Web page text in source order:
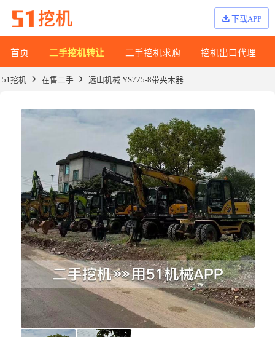
下载APP
首页 二手挖机转让 二手挖机求购 挖机出口代理
51挖机 在售二手 远山机械 YS775-8带夹木器